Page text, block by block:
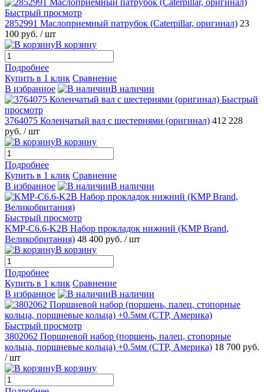
Быстрый просмотр
2852991 Маслоприемный патрубок (Caterpillar, оригинал) 23
100 руб. / шт
В корзину
Подробнее
Купить в 1 клик Сравнение
В избранное
В наличии
Быстрый
просмотр
3764075 Коленчатый вал c шестернями (оригинал) 412 228
руб. / шт
В корзину
Подробнее
Купить в 1 клик Сравнение
В избранное
В наличии
Быстрый просмотр
KMP-C6.6-K2B Набор прокладок нижний (KMP Brand,
Великобритания) 48 400 руб. / шт
В корзину
Подробнее
Купить в 1 клик Сравнение
В избранное
В наличии
Быстрый просмотр
3802062 Поршневой набор (поршень, палец, стопорные
кольца, поршневые кольца) +0.5мм (CTP, Америка) 18 700 руб.
/ шт
В корзину